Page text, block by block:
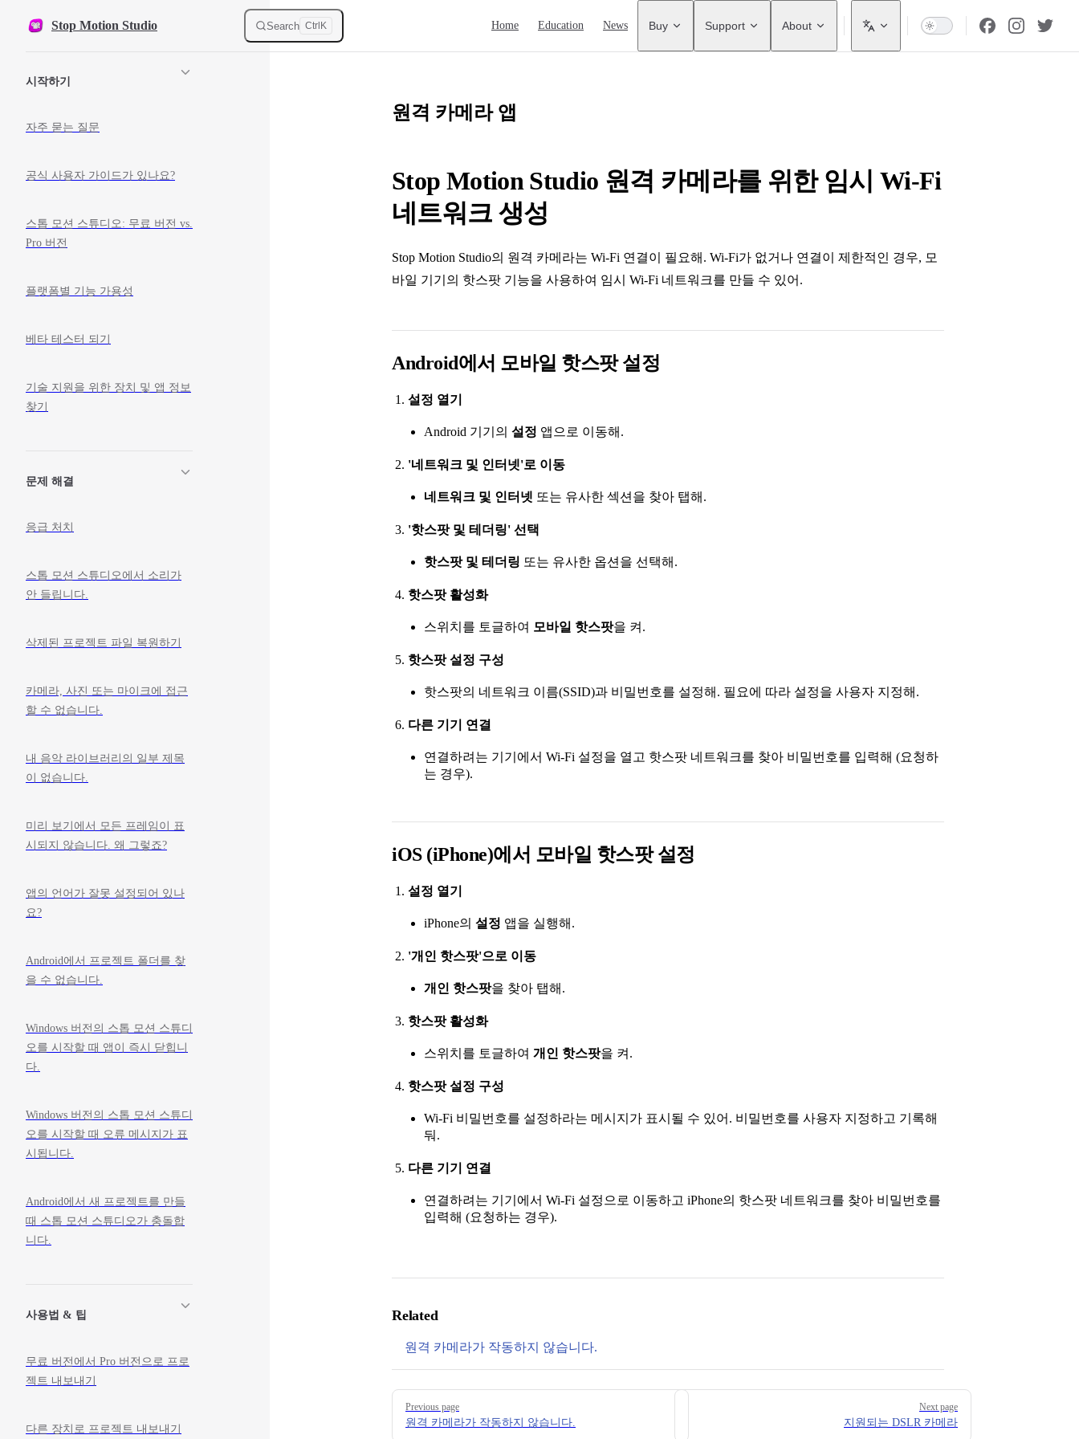
Skip to content
Stop Motion Studio Search Ctrl K Home Education News Buy Support About
시작하기
자주 묻는 질문
공식 사용자 가이드가 있나요?
스톱 모션 스튜디오: 무료 버전 vs.
Pro 버전
플랫폼별 기능 가용성
베타 테스터 되기
기술 지원을 위한 장치 및 앱 정보
찾기
문제 해결
응급 처치
스톱 모션 스튜디오에서 소리가
안 들립니다.
삭제된 프로젝트 파일 복원하기
카메라, 사진 또는 마이크에 접근
할 수 없습니다.
내 음악 라이브러리의 일부 제목
이 없습니다.
미리 보기에서 모든 프레임이 표
시되지 않습니다. 왜 그렇죠?
앱의 언어가 잘못 설정되어 있나
요?
Android에서 프로젝트 폴더를 찾
을 수 없습니다.
Windows 버전의 스톱 모션 스튜디
오를 시작할 때 앱이 즉시 닫힙니
다.
Windows 버전의 스톱 모션 스튜디
오를 시작할 때 오류 메시지가 표
시됩니다.
Android에서 새 프로젝트를 만들
때 스톱 모션 스튜디오가 충돌합
니다.
사용법 & 팁
무료 버전에서 Pro 버전으로 프로
젝트 내보내기
다른 장치로 프로젝트 내보내기
원격 카메라 앱
Stop Motion Studio 원격 카메라를 위한 임시 Wi-Fi
네트워크 생성
Stop Motion Studio의 원격 카메라는 Wi-Fi 연결이 필요해. Wi-Fi가 없거나 연결이 제한적인 경우, 모
바일 기기의 핫스팟 기능을 사용하여 임시 Wi-Fi 네트워크를 만들 수 있어.
Android에서 모바일 핫스팟 설정
설정 열기
Android 기기의 설정 앱으로 이동해.
'네트워크 및 인터넷'로 이동
네트워크 및 인터넷 또는 유사한 섹션을 찾아 탭해.
'핫스팟 및 테더링' 선택
핫스팟 및 테더링 또는 유사한 옵션을 선택해.
핫스팟 활성화
스위치를 토글하여 모바일 핫스팟을 켜.
핫스팟 설정 구성
핫스팟의 네트워크 이름(SSID)과 비밀번호를 설정해. 필요에 따라 설정을 사용자 지정해.
다른 기기 연결
연결하려는 기기에서 Wi-Fi 설정을 열고 핫스팟 네트워크를 찾아 비밀번호를 입력해 (요청하
는 경우).
iOS (iPhone)에서 모바일 핫스팟 설정
설정 열기
iPhone의 설정 앱을 실행해.
'개인 핫스팟'으로 이동
개인 핫스팟을 찾아 탭해.
핫스팟 활성화
스위치를 토글하여 개인 핫스팟을 켜.
핫스팟 설정 구성
Wi-Fi 비밀번호를 설정하라는 메시지가 표시될 수 있어. 비밀번호를 사용자 지정하고 기록해
둬.
다른 기기 연결
연결하려는 기기에서 Wi-Fi 설정으로 이동하고 iPhone의 핫스팟 네트워크를 찾아 비밀번호를
입력해 (요청하는 경우).
Related
원격 카메라가 작동하지 않습니다.
Pager
Previous page
원격 카메라가 작동하지 않습니다.
Next page
지원되는 DSLR 카메라